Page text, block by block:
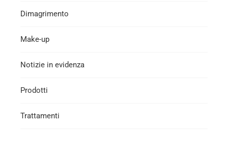
Dimagrimento
Make-up
Notizie in evidenza
Prodotti
Trattamenti